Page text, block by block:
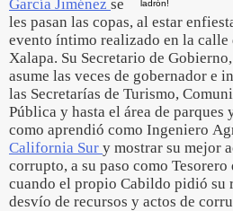
ladrón!
García Jiménez se
les pasan las copas, al estar
evento íntimo realizado en la calle
Xalapa. Su Secretario de Gobierno,
asume las veces de gobernador e
las Secretarías de Turismo,
Pública y hasta el área de parques
como aprendió como Ingeniero
California Sur y mostrar su mejor
corrupto, a su paso como
cuando el propio Cabildo pidió su
desvío de recursos y actos de